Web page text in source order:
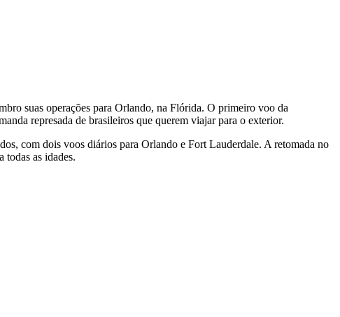
suas operações para Orlando, na Flórida. O primeiro voo da
represada de brasileiros que querem viajar para o exterior.
com dois voos diários para Orlando e Fort Lauderdale. A retomada no
todas as idades.